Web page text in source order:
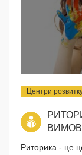
Центри
Риторика - це